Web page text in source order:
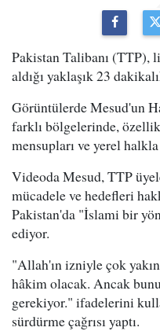
Pakistan Talibanı (TTP),
aldığı yaklaşık 23
Görüntülerde Mesud'un
farklı bölgelerinde,
mensupları ve yerel
Videoda Mesud, TTP
mücadele ve hedefleri
Pakistan'da "İslami bir
ediyor.
"Allah'ın izniyle çok
hâkim olacak. Ancak
gerekiyor." ifadelerini
sürdürme çağrısı yaptı.